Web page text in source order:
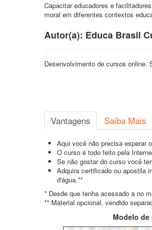
Capacitar educadores e
moral em diferentes contextos
Autor(a): Educa Brasil
Desenvolvimento de cursos online.
Vantagens Saiba Mais
Aqui você não precisa esperar
O curso é todo feito pela
Se não gostar do curso você
Adquira certificado ou apostila
d'água.**
* Desde que tenha acessado a no
** Material opcional, vendido
Modelo